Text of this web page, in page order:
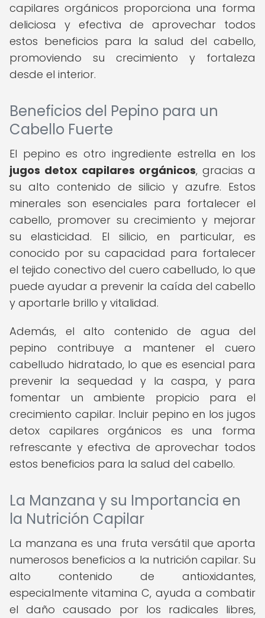
capilares orgánicos proporciona una forma
deliciosa y efectiva de aprovechar todos
estos beneficios para la salud del cabello,
promoviendo su crecimiento y fortaleza
desde el interior.
Beneficios del Pepino para un
Cabello Fuerte
El pepino es otro ingrediente estrella en los
jugos detox capilares orgánicos, gracias a
su alto contenido de silicio y azufre. Estos
minerales son esenciales para fortalecer el
cabello, promover su crecimiento y mejorar
su elasticidad. El silicio, en particular, es
conocido por su capacidad para fortalecer
el tejido conectivo del cuero cabelludo, lo que
puede ayudar a prevenir la caída del cabello
y aportarle brillo y vitalidad.
Además, el alto contenido de agua del
pepino contribuye a mantener el cuero
cabelludo hidratado, lo que es esencial para
prevenir la sequedad y la caspa, y para
fomentar un ambiente propicio para el
crecimiento capilar. Incluir pepino en los jugos
detox capilares orgánicos es una forma
refrescante y efectiva de aprovechar todos
estos beneficios para la salud del cabello.
La Manzana y su Importancia en
la Nutrición Capilar
La manzana es una fruta versátil que aporta
numerosos beneficios a la nutrición capilar. Su
alto contenido de antioxidantes,
especialmente vitamina C, ayuda a combatir
el daño causado por los radicales libres,